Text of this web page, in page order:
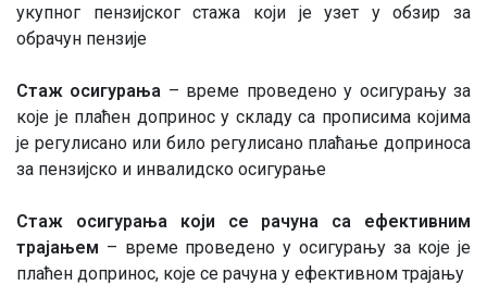
укупног пензијског стажа који је узет у обзир за
обрачун пензије
Стаж осигурања – време проведено у осигурању за
које је плаћен допринос у складу са прописима којима
је регулисано или било регулисано плаћање доприноса
за пензијско и инвалидско осигурање
Стаж осигурања који се рачуна са ефективним
трајањем – време проведено у осигурању за које је
плаћен допринос, које се рачуна у ефективном трајању